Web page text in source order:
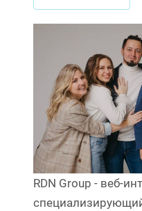
RDN Group - веб-